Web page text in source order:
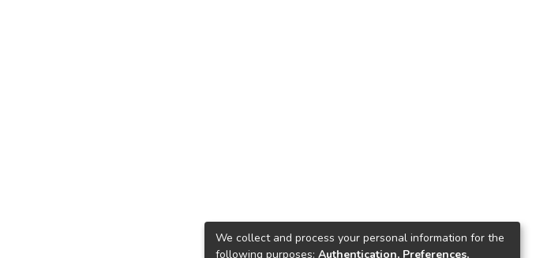
We collect and process your personal information for the
following purposes: Authentication, Preferences,